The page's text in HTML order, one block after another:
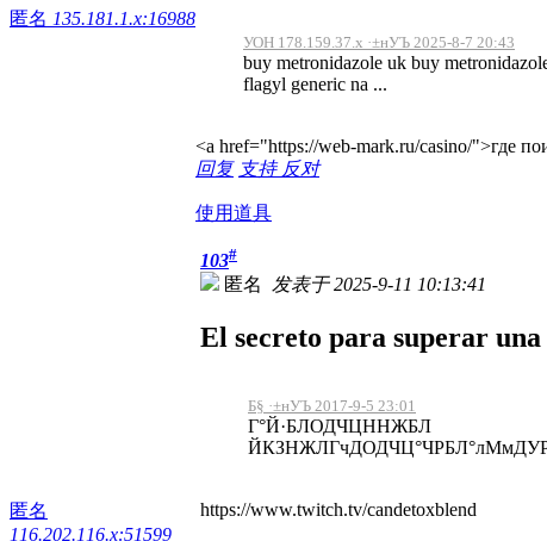
匿名 135.181.1.x:16988
УОН 178.159.37.x ·±нУЪ 2025-8-7 20:43
buy metronidazole uk buy
flagyl generic na ...
<a href="https://web-mark.ru/casino/">где
回复 支持 反对
使用道具
匿名
116.202.116.x:51599
103#
匿名 发表于 2025-9-11 10:13:41
El secreto para superar
Б§ ·±нУЪ 2017-9-5 23:01
Г°Й·БЛОДЧЦННЖБЛ
https://www.twitch.tv/candetoxblend